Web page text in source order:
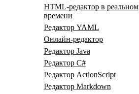
HTML‑редактор в реальном
времени
Редактор YAML
Онлайн‑редактор
Редактор Java
Редактор C#
Редактор ActionScript
Редактор Markdown